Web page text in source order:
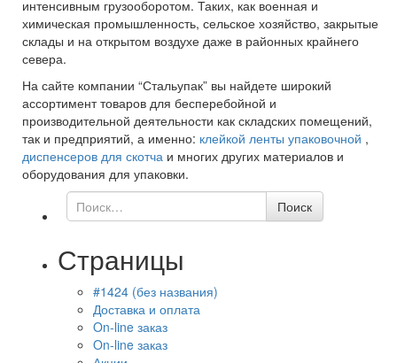
интенсивным грузооборотом. Таких, как военная и
химическая промышленность, сельское хозяйство, закрытые
склады и на открытом воздухе даже в районных крайнего
севера.
На сайте компании “Стальупак” вы найдете широкий
ассортимент товаров для бесперебойной и
производительной деятельности как складских помещений,
так и предприятий, а именно: клейкой ленты упаковочной ,
диспенсеров для скотча и многих других материалов и
оборудования для упаковки.
Поиск
по
Поиск
Страницы
#1424 (без названия)
Доставка и оплата
On-line заказ
On-line заказ